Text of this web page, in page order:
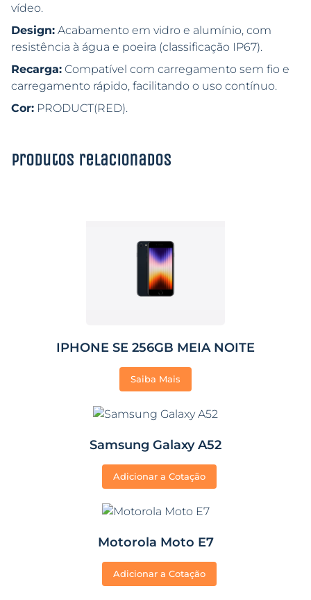
vídeo.
Design: Acabamento em vidro e alumínio, com
resistência à água e poeira (classificação IP67).
Recarga: Compatível com carregamento sem fio e
carregamento rápido, facilitando o uso contínuo.
Cor: PRODUCT(RED).
Produtos relacionados
IPHONE SE 256GB MEIA NOITE
Saiba Mais
Samsung Galaxy A52
Adicionar a Cotação
Motorola Moto E7
Adicionar a Cotação